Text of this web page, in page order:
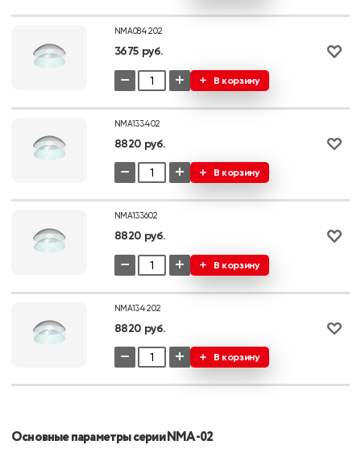
NMA084202
3675 руб.
− + В корзину
NMA133402
8820 руб.
− + В корзину
NMA133602
8820 руб.
− + В корзину
NMA134202
8820 руб.
− + В корзину
Основные параметры серии NMA-02